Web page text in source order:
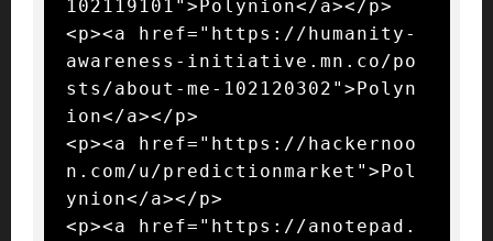
102119101">Polynion</a></p>
<p><a href="https://humanity-
awareness-initiative.mn.co/po
sts/about-me-102120302">Polyn
ion</a></p>
<p><a href="https://hackernoo
n.com/u/predictionmarket">Pol
ynion</a></p>
<p><a href="https://anotepad.